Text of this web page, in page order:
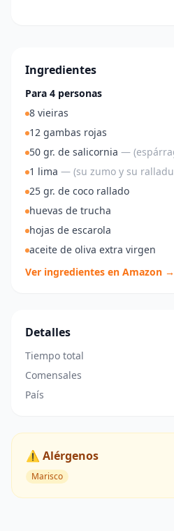
Ingredientes
Para 4 personas
8 vieiras
12 gambas rojas
50 gr. de salicornia —
1 lima — (su zumo y su
25 gr. de coco rallado
huevas de trucha
hojas de escarola
aceite de oliva extra virgen
Ver ingredientes en Amazon →
Detalles
Tiempo total
Comensales
País
⚠️ Alérgenos
Marisco